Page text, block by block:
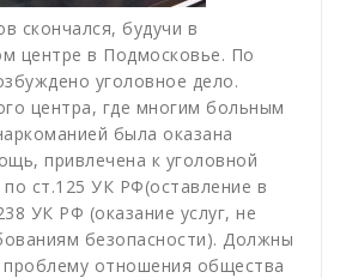
скончался, будучи в
центре в Подмосковье. По
уголовное дело.
центра, где многим больным
была оказана
привлечена к уголовной
по ст.125 УК РФ(оставление в
УК РФ (оказание услуг, не
безопасности). Должны
отношения общества